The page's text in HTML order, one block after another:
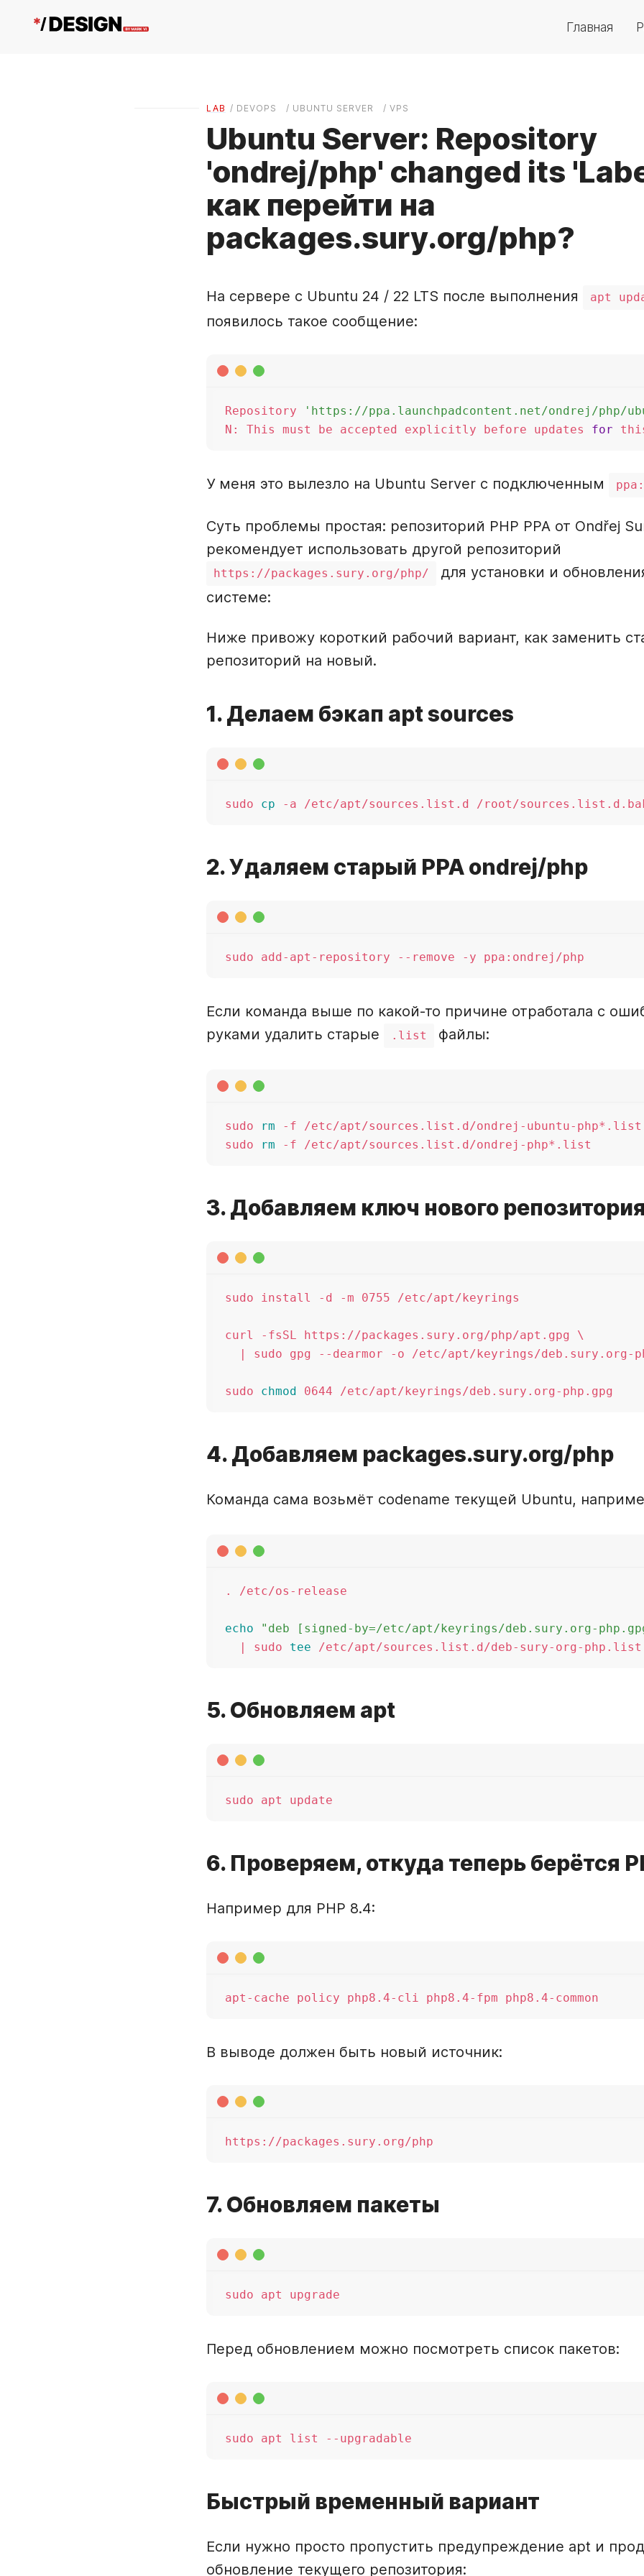
Главная
LAB / DEVOPS / UBUNTU SERVER / VPS
Ubuntu Server: Repository
'ondrej/php' changed its
как перейти на
packages.sury.org/php?
На сервере с Ubuntu 24 / 22 LTS после выполнения apt
появилось такое сообщение:
Repository 'https://ppa.launchpadcontent.net/ondrej/php/
N: This must be accepted explicitly before updates for
У меня это вылезло на Ubuntu Server с подключенным
Суть проблемы простая: репозиторий PHP PPA от Ondřej
рекомендует использовать другой репозиторий
https://packages.sury.org/php/
для установки и
системе:
Ниже привожу короткий рабочий вариант, как заменить
репозиторий на новый.
1. Делаем бэкап apt sources
sudo cp -a /etc/apt/sources.list.d /root/
2. Удаляем старый PPA ondrej/php
Если команда выше по какой-то причине отработала с
руками удалить старые
.list файлы:
sudo rm -f /etc/apt/sources.list.d/ondrej-ubuntu-php*.list
sudo
rm
3. Добавляем ключ нового репозитория
sudo install -d -m 0755 /etc/apt/keyrings
curl -fsSL https://packages.sury.org/php/apt.gpg \
| sudo gpg --dearmor -o /etc/apt/keyrings/deb.sury.org-
sudo chmod
4. Добавляем packages.sury.org/php
Команда сама возьмёт codename текущей Ubuntu,
. /etc/os-release
echo "deb [signed-by=/etc/apt/keyrings/deb.sury.org-
  | sudo
tee
5. Обновляем apt
6. Проверяем, откуда теперь берётся
Например для PHP 8.4:
В выводе должен быть новый источник:
7. Обновляем пакеты
Перед обновлением можно посмотреть список пакетов:
Быстрый временный вариант
Если нужно просто пропустить предупреждение apt и
обновление текущего репозитория: